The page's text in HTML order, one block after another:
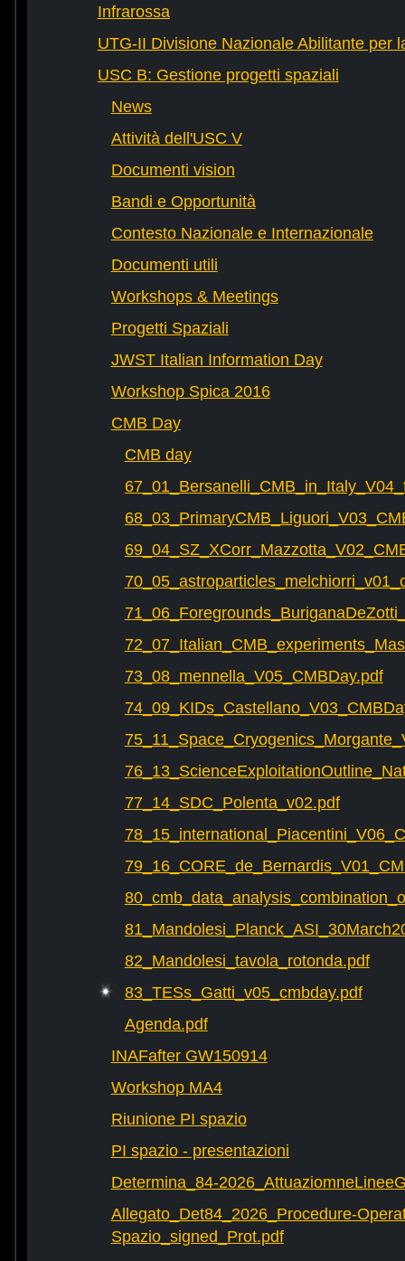
Infrarossa
UTG-II Divisione Nazionale Abilitante per
USC B: Gestione progetti spaziali
News
Attività dell'USC V
Documenti vision
Bandi e Opportunità
Contesto Nazionale e Internazionale
Documenti utili
Workshops & Meetings
Progetti Spaziali
JWST Italian Information Day
Workshop Spica 2016
CMB Day
CMB day
73_08_mennella_V05_CMBDay.pdf
77_14_SDC_Polenta_v02.pdf
82_Mandolesi_tavola_rotonda.pdf
83_TESs_Gatti_v05_cmbday.pdf
Agenda.pdf
INAFafter GW150914
Workshop MA4
Riunione PI spazio
PI spazio - presentazioni
Determina_84-
Allegato_Det84_2026_Procedure-
Spazio_signed_Prot.pdf